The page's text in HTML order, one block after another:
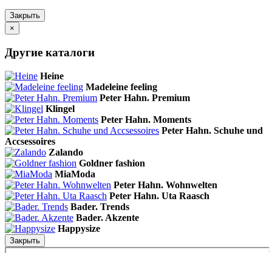
Закрыть
×
Другие каталоги
Heine
Madeleine feeling
Peter Hahn. Premium
Klingel
Peter Hahn. Moments
Peter Hahn. Schuhe und
Accsessoires
Zalando
Goldner fashion
MiaModa
Peter Hahn. Wohnwelten
Peter Hahn. Uta Raasch
Bader. Trends
Bader. Akzente
Happysize
Закрыть